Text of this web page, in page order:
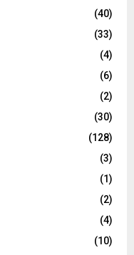
(40)
(33)
(4)
(6)
(2)
(30)
(128)
(3)
(1)
(2)
(4)
(10)